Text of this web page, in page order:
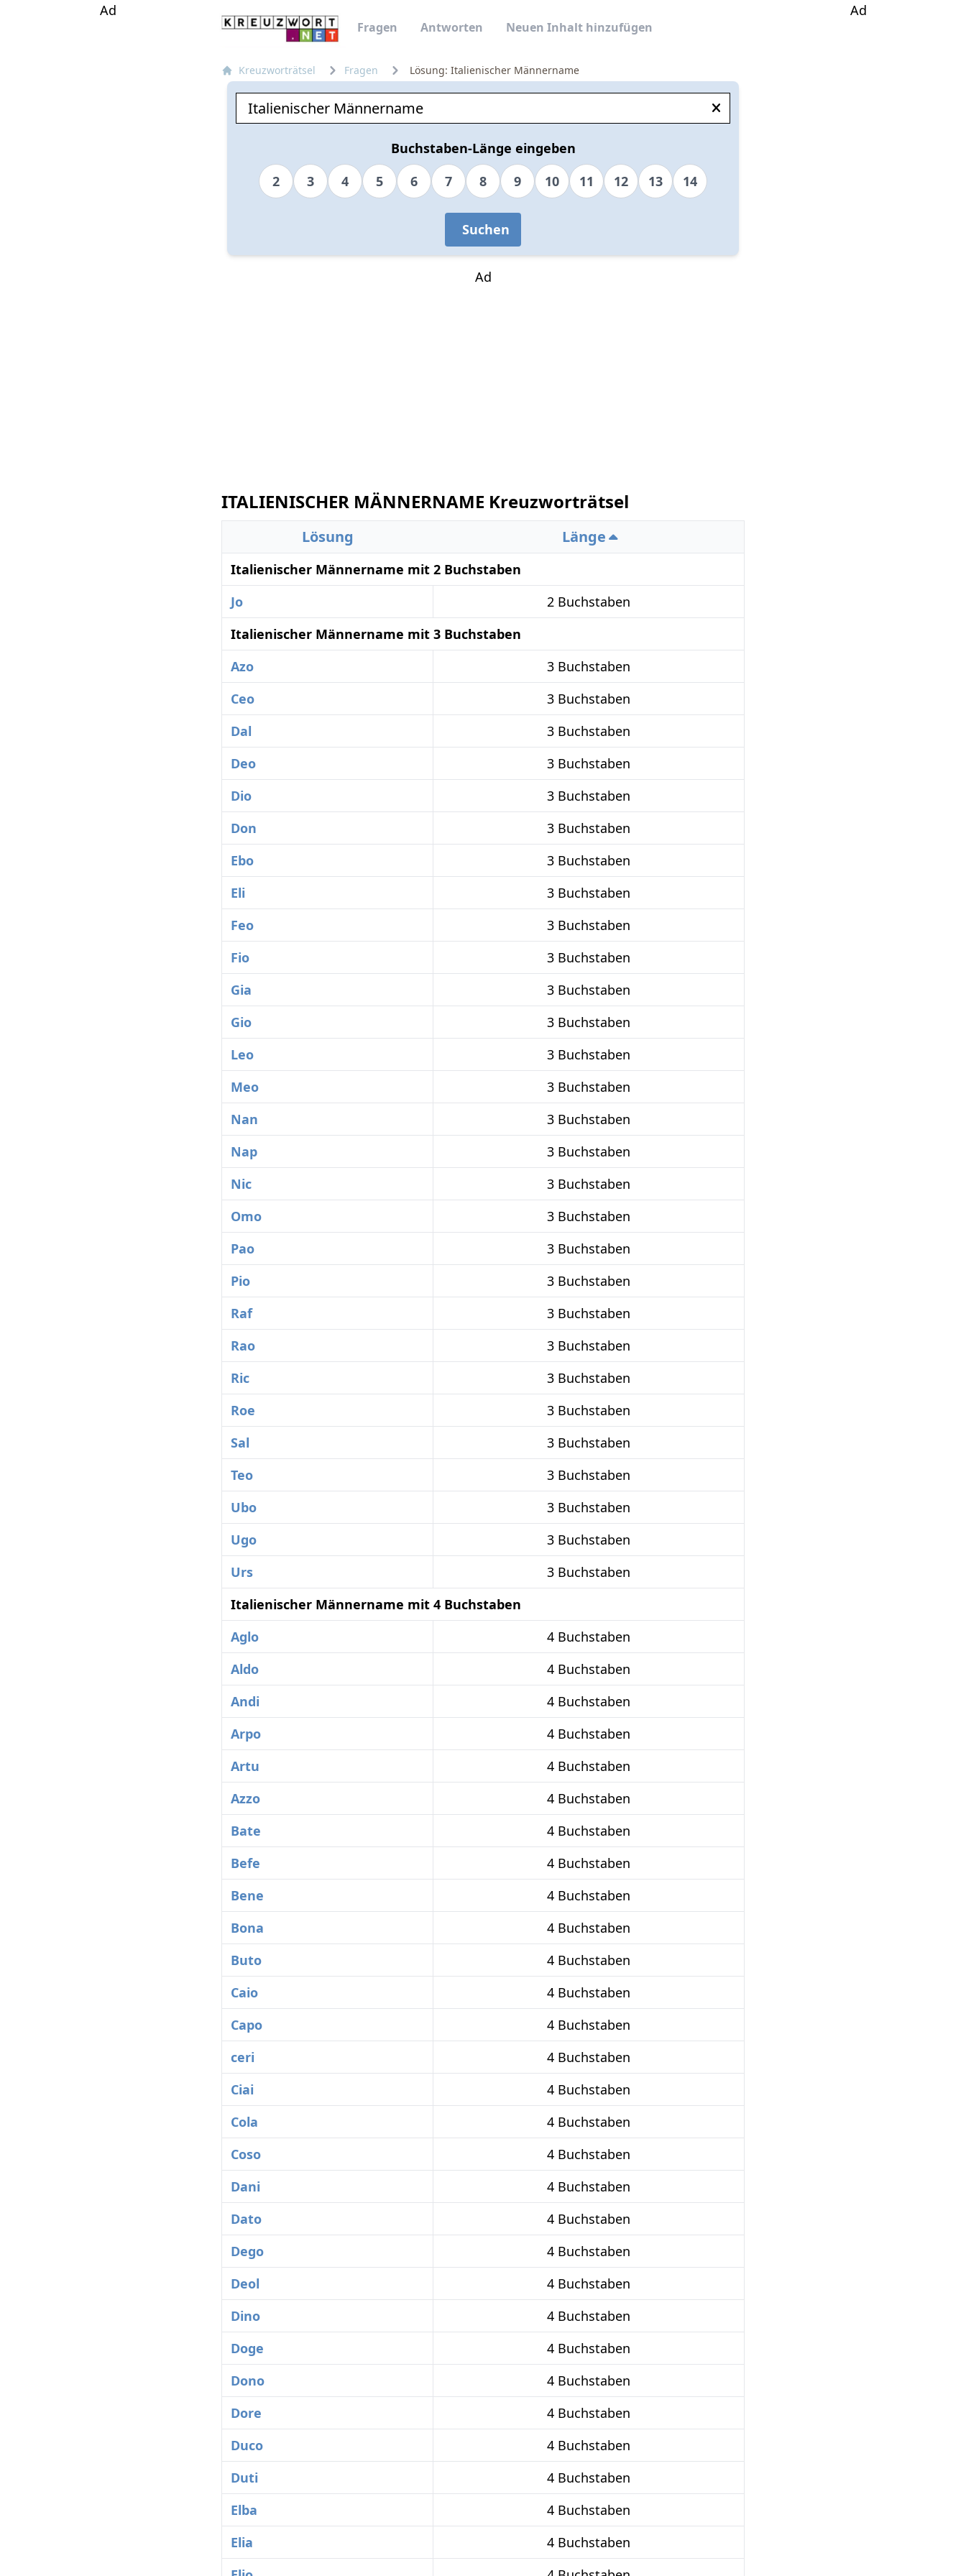
Fragen Antworten Neuen Inhalt hinzufügen
Ad Ad
Kreuzworträtsel Fragen Lösung: Italienischer Männername
Buchstaben-Länge eingeben
2
3 4 5 6 7 8 9 10 11 12 13 14
Suchen
Ad
ITALIENISCHER MÄNNERNAME Kreuzworträtsel
Lösung Länge
Italienischer Männername mit 2 Buchstaben
Jo
2 Buchstaben
Italienischer Männername mit 3 Buchstaben
Azo
3 Buchstaben
Ceo
3 Buchstaben
Dal
3 Buchstaben
Deo
3 Buchstaben
Dio
3 Buchstaben
Don
3 Buchstaben
Ebo
3 Buchstaben
Eli
3 Buchstaben
Feo
3 Buchstaben
Fio
3 Buchstaben
Gia
3 Buchstaben
Gio
3 Buchstaben
Leo
3 Buchstaben
Meo
3 Buchstaben
Nan
3 Buchstaben
Nap
3 Buchstaben
Nic
3 Buchstaben
Omo
3 Buchstaben
Pao
3 Buchstaben
Pio
3 Buchstaben
Raf
3 Buchstaben
Rao
3 Buchstaben
Ric
3 Buchstaben
Roe
3 Buchstaben
Sal
3 Buchstaben
Teo
3 Buchstaben
Ubo
3 Buchstaben
Ugo
3 Buchstaben
Urs
3 Buchstaben
Italienischer Männername mit 4 Buchstaben
Aglo
4 Buchstaben
Aldo
4 Buchstaben
Andi
4 Buchstaben
Arpo
4 Buchstaben
Artu
4 Buchstaben
Azzo
4 Buchstaben
Bate
4 Buchstaben
Befe
4 Buchstaben
Bene
4 Buchstaben
Bona
4 Buchstaben
Buto
4 Buchstaben
Caio
4 Buchstaben
Capo
4 Buchstaben
ceri
4 Buchstaben
Ciai
4 Buchstaben
Cola
4 Buchstaben
Coso
4 Buchstaben
Dani
4 Buchstaben
Dato
4 Buchstaben
Dego
4 Buchstaben
Deol
4 Buchstaben
Dino
4 Buchstaben
Doge
4 Buchstaben
Dono
4 Buchstaben
Dore
4 Buchstaben
Duco
4 Buchstaben
Duti
4 Buchstaben
Elba
4 Buchstaben
Elia
4 Buchstaben